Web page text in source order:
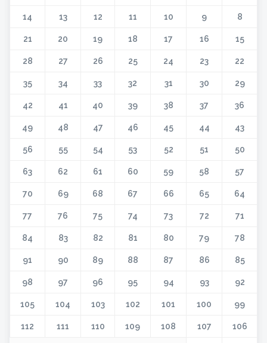
8
9
10
11
12
13
14
15
16
17
18
19
20
21
22
23
24
25
26
27
28
29
30
31
32
33
34
35
36
37
38
39
40
41
42
43
44
45
46
47
48
49
50
51
52
53
54
55
56
57
58
59
60
61
62
63
64
65
66
67
68
69
70
71
72
73
74
75
76
77
78
79
80
81
82
83
84
85
86
87
88
89
90
91
92
93
94
95
96
97
98
99
100
101
102
103
104
105
106
107
108
109
110
111
112